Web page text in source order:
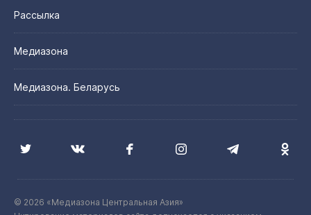
Рассылка
Медиазона
Медиазона. Беларусь
© 2026 «Медиазона Центральная Азия»